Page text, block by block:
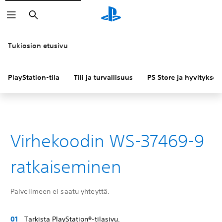
Haku
Tukiosion etusivu
PlayStation-tila Tili ja turvallisuus PS Store ja hyvitykset
Virhekoodin WS-37469-9
ratkaiseminen
Palvelimeen ei saatu yhteyttä.
Tarkista PlayStation®-tilasivu.